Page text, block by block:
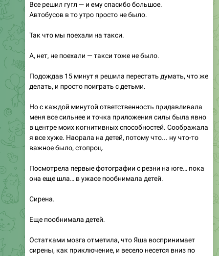
Все решил гугл — и ему спасибо большое.
Автобусов в то утро просто не было.
Так что мы поехали на такси.
А, нет, не поехали — такси тоже не было.
Подождав 15 минут я решила перестать думать, что же
делать, и просто поиграть с детьми.
Но с каждой минутой ответственность придавливала
меня все сильнее и точка приложения силы была явно
в центре моих когнитивных способностей. Соображала
я все хуже. Наорала на детей, потому что... ну что-то
важное было, стопроц.
Посмотрела первые фотографии с резни на юге… пока
она еще шла… в ужасе пообнимала детей.
Сирена.
Еще пообнимала детей.
Остатками мозга отметила, что Яша воспринимает
сирены, как приключение, и весело несется вниз по